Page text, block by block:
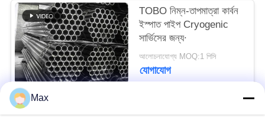
TOBO নিম্ন-তাপমাত্রা কার্বন
ইস্পাত পাইপ Cryogenic
সার্ভিসের জন্য∙
আলোচনাযোগ্য MOQ:1 পিসি
যোগাযোগ
Max